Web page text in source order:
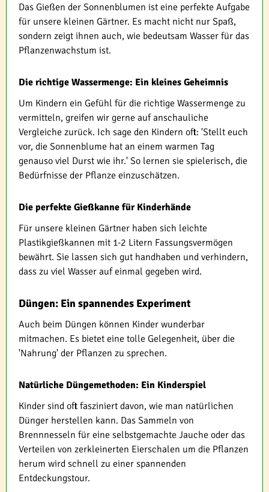
Das Gießen der Sonnenblumen ist eine perfekte Aufgabe
für unsere kleinen Gärtner. Es macht nicht nur Spaß,
sondern zeigt ihnen auch, wie bedeutsam Wasser für das
Pflanzenwachstum ist.
Die richtige Wassermenge: Ein kleines Geheimnis
Um Kindern ein Gefühl für die richtige Wassermenge zu
vermitteln, greifen wir gerne auf anschauliche
Vergleiche zurück. Ich sage den Kindern oft: 'Stellt euch
vor, die Sonnenblume hat an einem warmen Tag
genauso viel Durst wie ihr.' So lernen sie spielerisch, die
Bedürfnisse der Pflanze einzuschätzen.
Die perfekte Gießkanne für Kinderhände
Für unsere kleinen Gärtner haben sich leichte
Plastikgießkannen mit 1-2 Litern Fassungsvermögen
bewährt. Sie lassen sich gut handhaben und verhindern,
dass zu viel Wasser auf einmal gegeben wird.
Düngen: Ein spannendes Experiment
Auch beim Düngen können Kinder wunderbar
mitmachen. Es bietet eine tolle Gelegenheit, über die
'Nahrung' der Pflanzen zu sprechen.
Natürliche Düngemethoden: Ein Kinderspiel
Kinder sind oft fasziniert davon, wie man natürlichen
Dünger herstellen kann. Das Sammeln von
Brennnesseln für eine selbstgemachte Jauche oder das
Verteilen von zerkleinerten Eierschalen um die Pflanzen
herum wird schnell zu einer spannenden
Entdeckungstour.